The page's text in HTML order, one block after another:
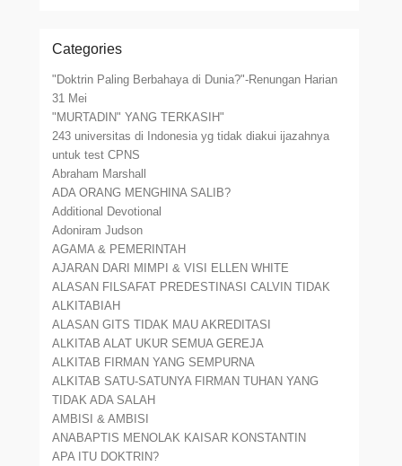
Categories
"Doktrin Paling Berbahaya di Dunia?"-Renungan Harian
31 Mei
"MURTADIN" YANG TERKASIH"
243 universitas di Indonesia yg tidak diakui ijazahnya
untuk test CPNS
Abraham Marshall
ADA ORANG MENGHINA SALIB?
Additional Devotional
Adoniram Judson
AGAMA & PEMERINTAH
AJARAN DARI MIMPI & VISI ELLEN WHITE
ALASAN FILSAFAT PREDESTINASI CALVIN TIDAK
ALKITABIAH
ALASAN GITS TIDAK MAU AKREDITASI
ALKITAB ALAT UKUR SEMUA GEREJA
ALKITAB FIRMAN YANG SEMPURNA
ALKITAB SATU-SATUNYA FIRMAN TUHAN YANG
TIDAK ADA SALAH
AMBISI & AMBISI
ANABAPTIS MENOLAK KAISAR KONSTANTIN
APA ITU DOKTRIN?